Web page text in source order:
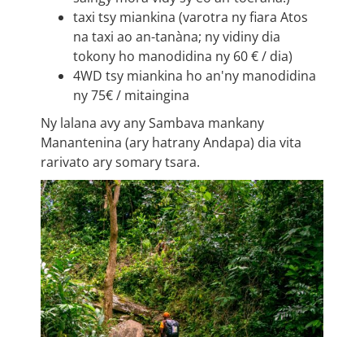
taxi tsy miankina (varotra ny fiara Atos
na taxi ao an-tanàna; ny vidiny dia
tokony ho manodidina ny 60 € / dia)
4WD tsy miankina ho an'ny manodidina
ny 75€ / mitaingina
Ny lalana avy any Sambava mankany
Manantenina (ary hatrany Andapa) dia vita
rarivato ary somary tsara.